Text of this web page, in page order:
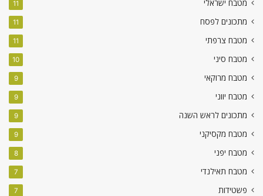
מטבח ישראלי 11
מתכונים לפסח 11
מטבח צרפתי 11
מטבח סיני 10
מטבח מרוקאי 9
מטבח יווני 9
מתכונים לראש השנה 9
מטבח מקסיקני 9
מטבח יפני 8
מטבח תאילנדי 7
פשטידות 7